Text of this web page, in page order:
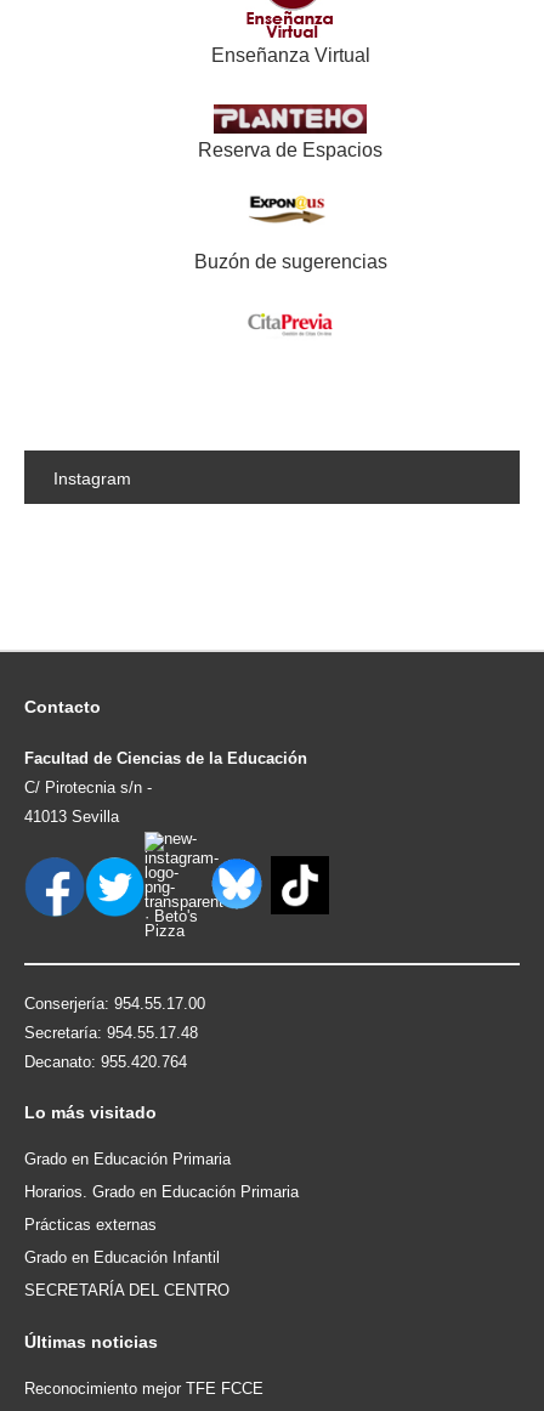
Enseñanza Virtual
Reserva de Espacios
Buzón de sugerencias
Instagram
Contacto
Facultad de Ciencias de la Educación
C/ Pirotecnia s/n -
41013 Sevilla
Conserjería: 954.55.17.00
Secretaría: 954.55.17.48
Decanato: 955.420.764
Lo más visitado
Grado en Educación Primaria
Horarios. Grado en Educación Primaria
Prácticas externas
Grado en Educación Infantil
SECRETARÍA DEL CENTRO
Últimas noticias
Reconocimiento mejor TFE FCCE